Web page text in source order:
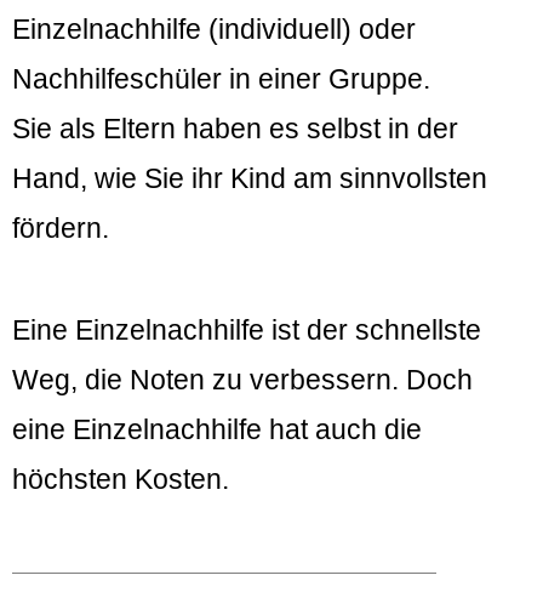
Einzelnachhilfe (individuell) oder
Nachhilfeschüler in einer Gruppe.
Sie als Eltern haben es selbst in der
Hand, wie Sie ihr Kind am sinnvollsten
fördern.
Eine Einzelnachhilfe ist der schnellste
Weg, die Noten zu verbessern. Doch
eine Einzelnachhilfe hat auch die
höchsten Kosten.